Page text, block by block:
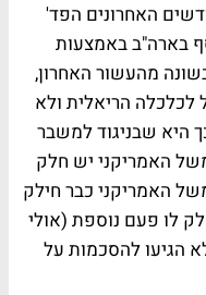
האחרונים הפד'
בארה"ב באמצעות
מהעשור האחרון,
הריאלית ולא
היא שבניגוד למשבר
ממשל האמריקני יש חלק
האמריקני כבר חילק
לו פעם נוספת (אולי
הגיעו להסכמות על